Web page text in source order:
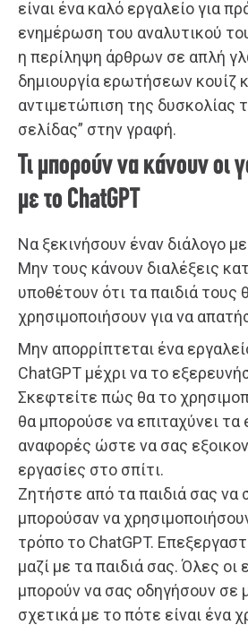
είναι ένα καλό εργαλείο για
ενημέρωση του αναλυτικού
η περίληψη άρθρων σε απλή
δημιουργία ερωτήσεων κουίζ
αντιμετώπιση της δυσκολίας
σελίδας” στην γραφή.
Τι μπορούν να κάνουν οι
με το ChatGPT
Να ξεκινήσουν έναν διάλογο
Μην τους κάνουν διαλέξεις
υποθέτουν ότι τα παιδιά τους
χρησιμοποιήσουν για να
Μην απορρίπτεται ένα
ChatGPT μέχρι να το
Σκεφτείτε πώς θα το
θα μπορούσε να επιταχύνει τα
αναφορές ώστε να σας
εργασίες στο σπίτι.
Ζητήστε από τα παιδιά σας
μπορούσαν να
τρόπο το ChatGPT.
μαζί με τα παιδιά σας. Όλες οι
μπορούν να σας οδηγήσουν σε
σχετικά με το πότε είναι ένα